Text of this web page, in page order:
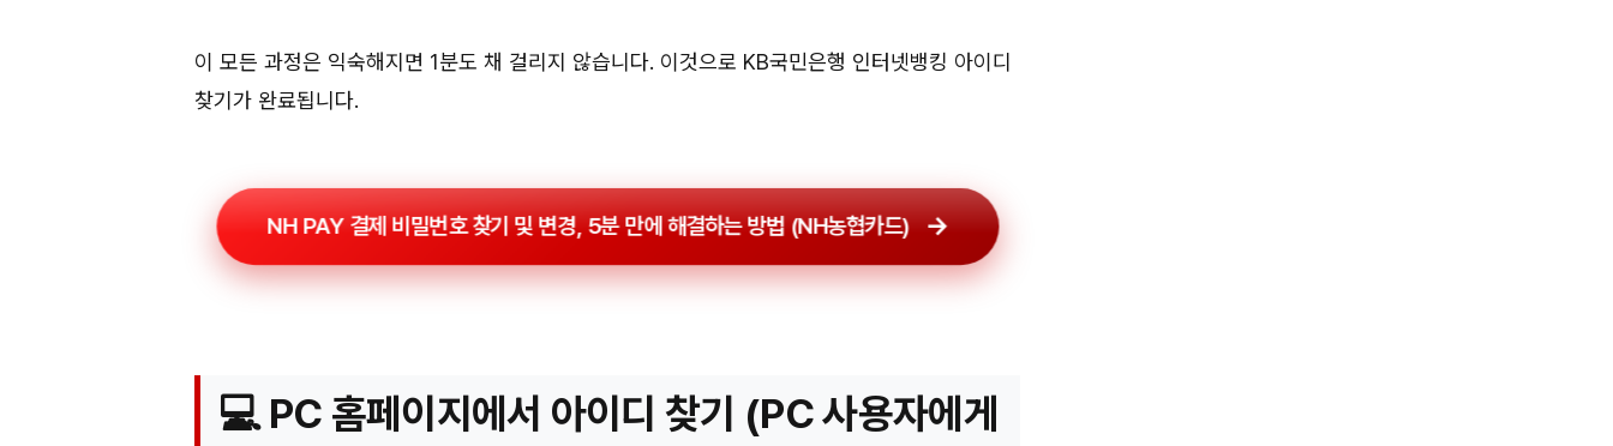
이 모든 과정은 익숙해지면 1분도 채 걸리지 않습니다. 이것으로 KB국민은행 인터넷뱅킹 아이디
찾기가 완료됩니다.
NH PAY 결제 비밀번호 찾기 및 변경, 5분 만에 해결하는 방법 (NH농협카드)
💻 PC 홈페이지에서 아이디 찾기 (PC 사용자에게